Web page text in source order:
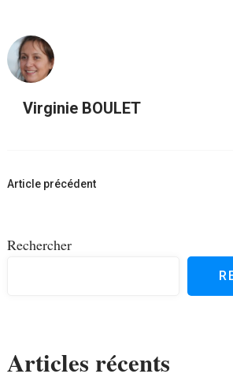
Virginie BOULET
Navigation
Article précédent
Rechercher
Articles récents